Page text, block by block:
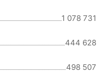
1 078 731
444 628
498 507